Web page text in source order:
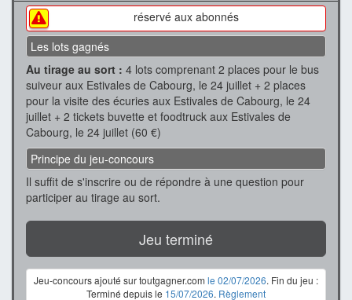
réservé aux abonnés
Les lots gagnés
Au tirage au sort : 4 lots comprenant 2 places pour le bus
suiveur aux Estivales de Cabourg, le 24 juillet + 2 places
pour la visite des écuries aux Estivales de Cabourg, le 24
juillet + 2 tickets buvette et foodtruck aux Estivales de
Cabourg, le 24 juillet (60 €)
Principe du jeu-concours
Il suffit de s'inscrire ou de répondre à une question pour
participer au tirage au sort.
Jeu terminé
Jeu-concours ajouté sur toutgagner.com le 02/07/2026. Fin du jeu :
Terminé depuis le 15/07/2026. Règlement